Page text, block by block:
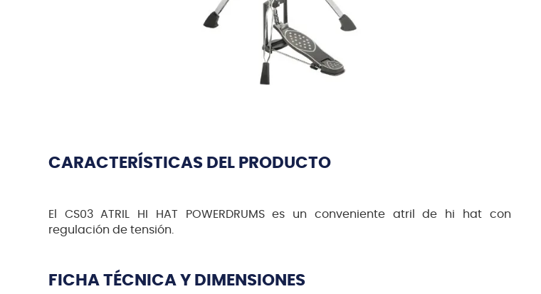
CARACTERÍSTICAS DEL PRODUCTO
El CS03 ATRIL HI HAT POWERDRUMS es un conveniente atril de hi hat con
regulación de tensión.
FICHA TÉCNICA Y DIMENSIONES